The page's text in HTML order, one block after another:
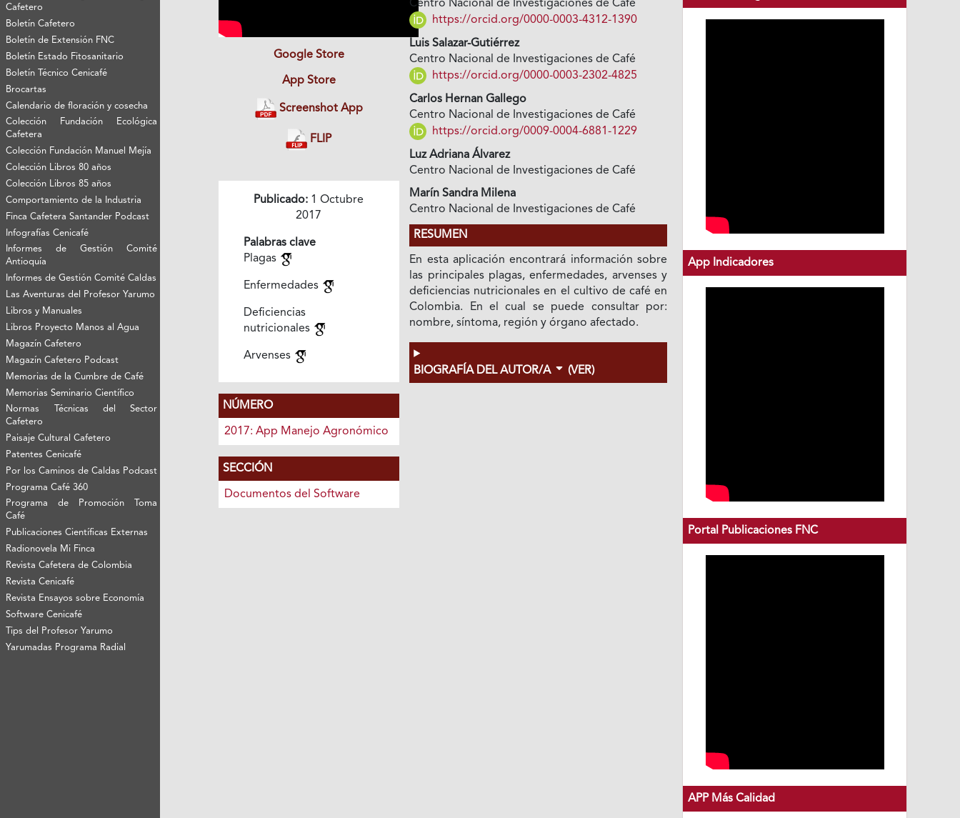
Cafetero
Boletín Cafetero
Boletín de Extensión FNC
Boletín Estado Fitosanitario
Boletín Técnico Cenicafé
Brocartas
Calendario de floración y cosecha
Colección Fundación Ecológica
Cafetera
Colección Fundación Manuel Mejía
Colección Libros 80 años
Colección Libros 85 años
Comportamiento de la Industria
Finca Cafetera Santander Podcast
Infografías Cenicafé
Informes de Gestión Comité
Antioquía
Informes de Gestión Comité Caldas
Las Aventuras del Profesor Yarumo
Libros y Manuales
Libros Proyecto Manos al Agua
Magazín Cafetero
Magazín Cafetero Podcast
Memorias de la Cumbre de Café
Memorias Seminario Científico
Normas Técnicas del Sector
Cafetero
Paisaje Cultural Cafetero
Patentes Cenicafé
Por los Caminos de Caldas Podcast
Programa Café 360
Programa de Promoción Toma
Café
Publicaciones Científicas Externas
Radionovela Mi Finca
Revista Cafetera de Colombia
Revista Cenicafé
Revista Ensayos sobre Economía
Software Cenicafé
Tips del Profesor Yarumo
Yarumadas Programa Radial
Google Store
App Store
Screenshot App
FLIP
Publicado: 1 Octubre
2017
Palabras clave
Plagas
Enfermedades
Deficiencias
nutricionales
Arvenses
NÚMERO
2017: App Manejo Agronómico
SECCIÓN
Documentos del Software
Centro Nacional de Investigaciones de Café
https://orcid.org/0000-0003-4312-1390
Luis Salazar-Gutiérrez
Centro Nacional de Investigaciones de Café
https://orcid.org/0000-0003-2302-4825
Carlos Hernan Gallego
Centro Nacional de Investigaciones de Café
https://orcid.org/0009-0004-6881-1229
Luz Adriana Álvarez
Centro Nacional de Investigaciones de Café
Marín Sandra Milena
Centro Nacional de Investigaciones de Café
RESUMEN
En esta aplicación encontrará información sobre
las principales plagas, enfermedades, arvenses y
deficiencias nutricionales en el cultivo de café en
Colombia. En el cual se puede consultar por:
nombre, síntoma, región y órgano afectado.
BIOGRAFÍA DEL AUTOR/A (VER)
App Indicadores
Portal Publicaciones FNC
APP Más Calidad